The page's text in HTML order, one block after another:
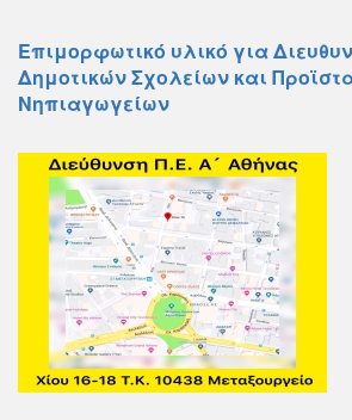
Επιμορφωτικό υλικό για
Δημοτικών Σχολείων και
Νηπιαγωγείων